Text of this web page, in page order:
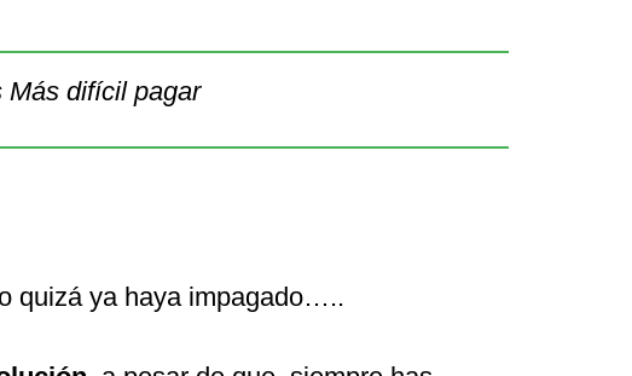
Más difícil pagar
quizá ya haya impagado…..